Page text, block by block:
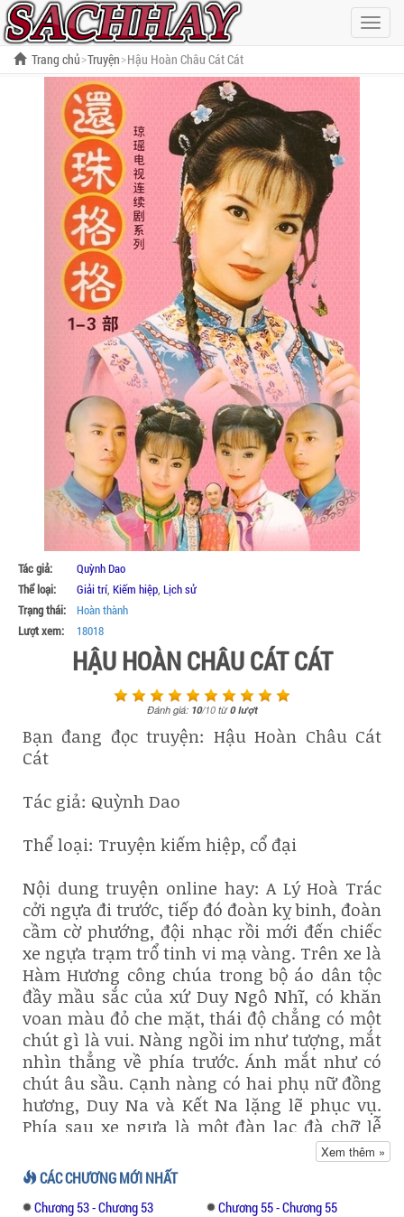
Hiện
menu
Trang chủ Truyện Hậu Hoàn Châu Cát Cát
Tác giả:
Quỳnh Dao
Thể loại:
Giải trí, Kiếm hiệp, Lịch sử
Trạng thái:
Hoàn thành
Lượt xem:
18018
HẬU HOÀN CHÂU CÁT CÁT
Đánh giá: 10/10từ0lượt
Bạn đang đọc truyện: Hậu Hoàn Châu Cát
Cát
Tác giả: Quỳnh Dao
Thể loại: Truyện kiếm hiệp, cổ đại
Nội dung truyện online hay: A Lý Hoà Trác
cởi ngựa đi trước, tiếp đó đoàn kỵ binh, đoàn
cầm cờ phướng, đội nhạc rồi mới đến chiếc
xe ngựa trạm trổ tinh vi mạ vàng. Trên xe là
Hàm Hương công chúa trong bộ áo dân tộc
đầy mầu sắc của xứ Duy Ngô Nhĩ, có khăn
voan màu đỏ che mặt, thái độ chẳng có một
chút gì là vui. Nàng ngồi im như tượng, mắt
nhìn thẳng về phía trước. Ánh mắt như có
chút âu sầu. Cạnh nàng có hai phụ nữ đồng
hương, Duy Na và Kết Na lặng lẽ phục vụ.
Phía sau xe ngựa là một đàn lạc đà chỡ lễ
vật, rồi một đoàn thiếu nữa Hồi giáo xinh
đẹp đi theo. Cuối cùng là đoàn vệ binh theo
bảo vệ.
Xem thêm »
CÁC CHƯƠNG MỚI NHẤT
Chương 53 - Chương 53
Chương 55 - Chương 55